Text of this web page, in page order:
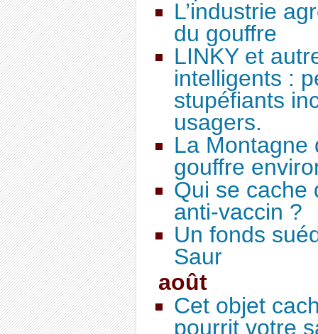
L’industrie
du gouffre
LINKY et
intelligents :
stupéfiants
usagers.
La Montagne
gouffre
Qui se cache
anti-vaccin ?
Un fonds
Saur
août
Cet objet
pourrit votre